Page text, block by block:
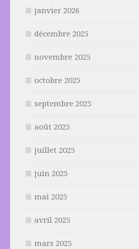
janvier 2026
décembre 2025
novembre 2025
octobre 2025
septembre 2025
août 2025
juillet 2025
juin 2025
mai 2025
avril 2025
mars 2025